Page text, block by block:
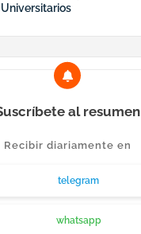
al resumen
Recibir diariamente en
telegram
whatsapp